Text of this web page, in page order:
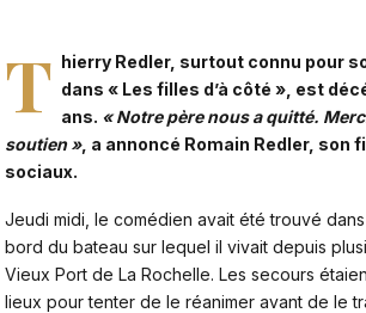
T hierry Redler, surtout connu pour
dans « Les filles d’à côté », est
ans. « Notre père nous a quitté.
soutien », a annoncé Romain Redler, son
sociaux.
Jeudi midi, le comédien avait été trouvé
bord du bateau sur lequel il vivait depuis
Vieux Port de La Rochelle. Les secours
lieux pour tenter de le réanimer avant de le